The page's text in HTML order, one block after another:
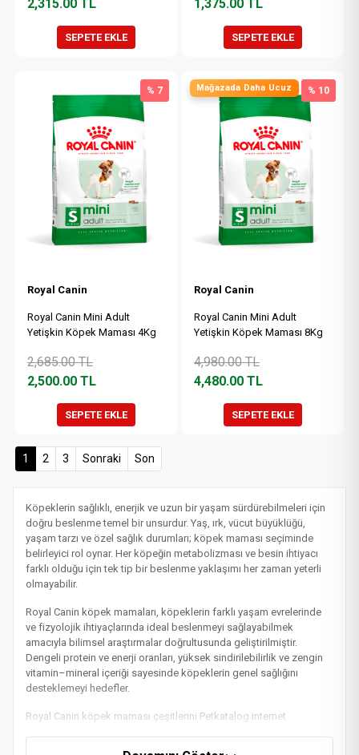
2,315.00TL
SEPETE EKLE
1,375.00 TL
SEPETE EKLE
Royal Canin
Royal Canin Mini Adult
Yetişkin Köpek Maması 4Kg
2,685.00TL
2,500.00TL
% 7
SEPETE EKLE
Mağazada Daha Ucuz
Royal Canin
Royal Canin Mini Adult
Yetişkin Köpek Maması 8Kg
4,980.00TL
4,480.00 TL
% 10
SEPETE EKLE
1 (current)
2 3 Sonraki Son
Köpeklerin sağlıklı, enerjik ve uzun bir yaşam sürdürebilmeleri için
doğru beslenme temel bir unsurdur. Yaş, ırk, vücut büyüklüğü,
yaşam tarzı ve özel sağlık durumları; köpek maması seçiminde
belirleyici rol oynar. Her köpeğin metabolizması ve besin ihtiyacı
farklı olduğu için tek tip bir beslenme yaklaşımı her zaman yeterli
olmayabilir.
Royal Canin köpek mamaları, köpeklerin farklı yaşam evrelerinde
ve fizyolojik ihtiyaçlarında ideal beslenmeyi sağlayabilmek
amacıyla bilimsel araştırmalar doğrultusunda geliştirilmiştir.
Dengeli protein ve enerji oranları, yüksek sindirilebilirlik ve zengin
vitamin–mineral içeriği sayesinde köpeklerin genel sağlığını
desteklemeyi hedefler.
Royal Canin köpek maması çeşitlerini Petkatalog internet